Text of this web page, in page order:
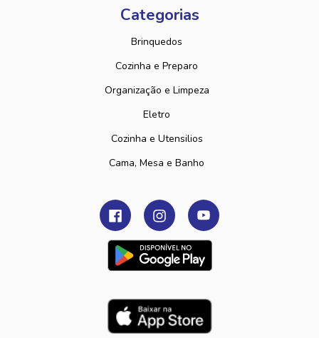
Categorias
Brinquedos
Cozinha e Preparo
Organização e Limpeza
Eletro
Cozinha e Utensilios
Cama, Mesa e Banho